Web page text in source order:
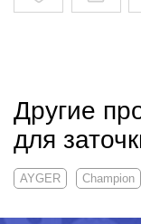
Другие
для
AYGER Champion